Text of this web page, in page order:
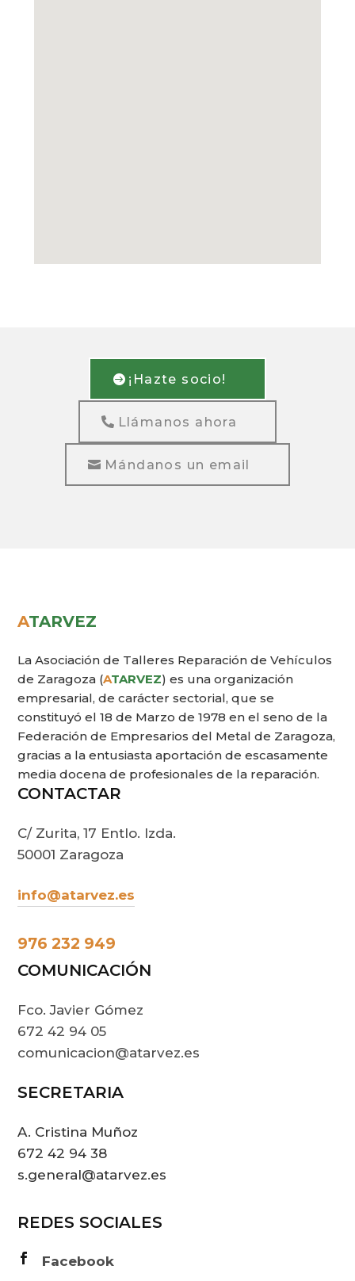
¡Hazte socio!
Llámanos ahora
Mándanos un email
ATARVEZ
La Asociación de Talleres Reparación de Vehículos
de Zaragoza (ATARVEZ) es una organización
empresarial, de carácter sectorial, que se
constituyó el 18 de Marzo de 1978 en el seno de la
Federación de Empresarios del Metal de Zaragoza,
gracias a la entusiasta aportación de escasamente
media docena de profesionales de la reparación.
CONTACTAR
C/ Zurita, 17 Entlo. Izda.
50001 Zaragoza
info@atarvez.es
976 232 949
COMUNICACIÓN
Fco. Javier Gómez
672 42 94 05
comunicacion@atarvez.es
SECRETARIA
A. Cristina Muñoz
672 42 94 38
s.general@atarvez.es
REDES SOCIALES
 Facebook